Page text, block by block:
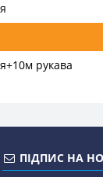
рукава
ПІДПИС НА